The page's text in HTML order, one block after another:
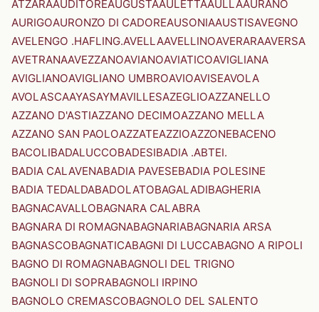
ATZARAAUDITOREAUGUSTAAULETTAAULLAAURANO
AURIGOAURONZO DI CADOREAUSONIAAUSTISAVEGNO
AVELENGO .HAFLING.AVELLAAVELLINOAVERARAAVERSA
AVETRANAAVEZZANOAVIANOAVIATICOAVIGLIANA
AVIGLIANOAVIGLIANO UMBROAVIOAVISEAVOLA
AVOLASCAAYASAYMAVILLESAZEGLIOAZZANELLO
AZZANO D'ASTIAZZANO DECIMOAZZANO MELLA
AZZANO SAN PAOLOAZZATEAZZIOAZZONEBACENO
BACOLIBADALUCCOBADESIBADIA .ABTEI.
BADIA CALAVENABADIA PAVESEBADIA POLESINE
BADIA TEDALDABADOLATOBAGALADIBAGHERIA
BAGNACAVALLOBAGNARA CALABRA
BAGNARA DI ROMAGNABAGNARIABAGNARIA ARSA
BAGNASCOBAGNATICABAGNI DI LUCCABAGNO A RIPOLI
BAGNO DI ROMAGNABAGNOLI DEL TRIGNO
BAGNOLI DI SOPRABAGNOLI IRPINO
BAGNOLO CREMASCOBAGNOLO DEL SALENTO